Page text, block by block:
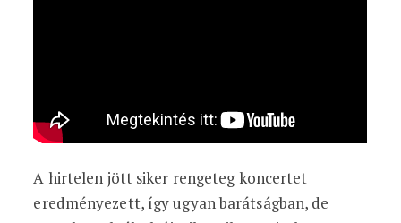
A hirtelen jött siker rengeteg koncertet
eredményezett, így ugyan barátságban, de